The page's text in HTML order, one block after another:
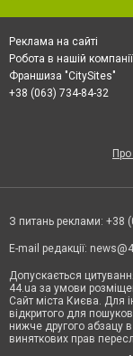
Реклама на сайті
Робота в нашій компанії
Франшиза "CitySites"
+38 (063) 734-84-32
З питань реклами: +38
E-mail редакції:
Допускається
44.ua за умови
Сайт міста Києва. Для
відкритого для
нижче другого абзацу
виняткових прав